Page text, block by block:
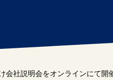
会社説明会をオンラインにて開